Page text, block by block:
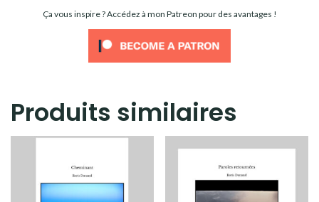
Ça vous inspire ? Accédez à mon Patreon pour des avantages !
Produits similaires